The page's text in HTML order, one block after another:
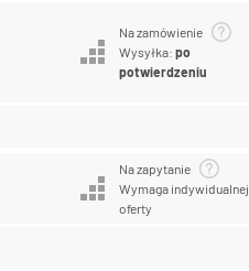
Na zamówienie
Wysyłka:po
potwierdzeniu
Na zapytanie
Wymaga indywidualnej
oferty